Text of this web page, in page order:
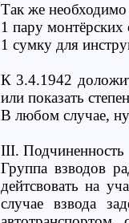
Так же необходимо
1 пару монтёрских
1 сумку для
К 3.4.1942
или показать
В любом случае,
III. Подчиненность
Группа взводов
дейтсвовать на
случае взвода